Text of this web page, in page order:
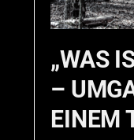
„WAS
–
EINEM